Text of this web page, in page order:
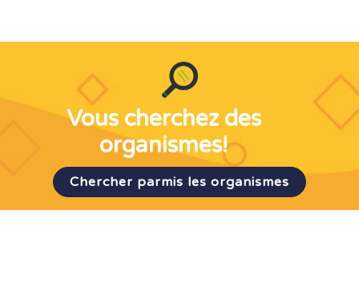
Vous cherchez des
organismes!
Chercher parmis les organismes